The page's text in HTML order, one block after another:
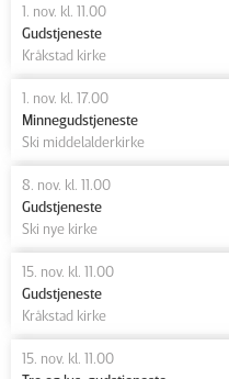
1. nov. kl. 11.00
Gudstjeneste
Kråkstad kirke
1. nov. kl. 17.00
Minnegudstjeneste
Ski middelalderkirke
8. nov. kl. 11.00
Gudstjeneste
Ski nye kirke
15. nov. kl. 11.00
Gudstjeneste
Kråkstad kirke
15. nov. kl. 11.00